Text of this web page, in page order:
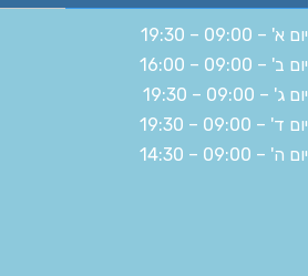
יום א' – 09:00 – 19:30
יום ב' – 09:00 – 16:00
יום ג' – 09:00 – 19:30
יום ד' – 09:00 – 19:30
יום ה' – 09:00 – 14:30